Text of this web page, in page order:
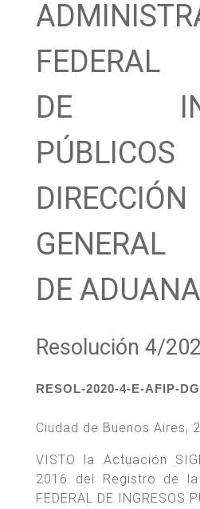
FEDERAL
DE
PÚBLICOS
DIRECCIÓN
GENERAL
DE
Resolución 4/
RESOL-2020-4-E-AFIP-
Ciudad de Buenos Aires,
VISTO la Actuación
2016 del Registro de la
FEDERAL DE INGRESOS